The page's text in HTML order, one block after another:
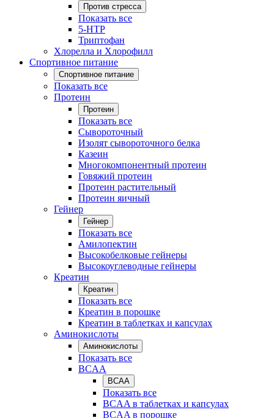
Против стресса
Показать все
5-HTP
Триптофан
Хлорелла и Хлорофилл
Спортивное питание
Спортивное питание
Показать все
Протеин
Протеин
Показать все
Сывороточный
Изолят сывороточного белка
Казеин
Многокомпонентный протеин
Говяжий протеин
Протеин растительный
Протеин яичный
Гейнер
Гейнер
Показать все
Амилопектин
Высокобелковые гейнеры
Высокоуглеводные гейнеры
Креатин
Креатин
Показать все
Креатин в порошке
Креатин в таблетках и капсулах
Аминокислоты
Аминокислоты
Показать все
BCAA
BCAA
Показать все
BCAA в таблетках и капсулах
BCAA в порошке